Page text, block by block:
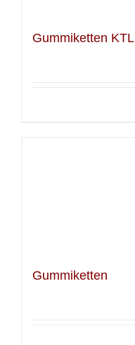
Gummiketten KTL
Gummiketten